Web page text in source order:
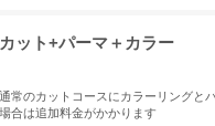
カット+パーマ＋カラー
通常のカットコースにカラーリングと
場合は追加料金がかかります